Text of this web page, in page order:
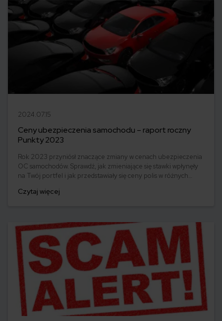
2024.07.15
Ceny ubezpieczenia samochodu – raport roczny
Punkty 2023
Rok 2023 przyniósł znaczące zmiany w cenach ubezpieczenia
OC samochodów. Sprawdź, jak zmieniające się stawki wpłynęły
na Twój portfel i jak przedstawiały się ceny polis w różnych
rynku i co zrobić, aby zaoszczędzić na ubezpieczeniu swojego
komunikacyjnych!
Czytaj więcej